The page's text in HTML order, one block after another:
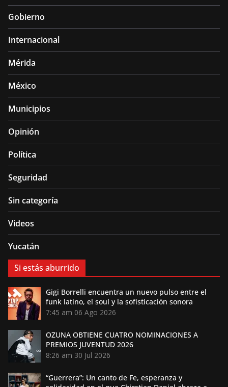
Gobierno
Internacional
Mérida
México
Municipios
Opinión
Política
Seguridad
Sin categoría
Videos
Yucatán
Si estás aburrido
Gigi Borrelli encuentra un nuevo pulso entre el
funk latino, el soul y la sofisticación sonora
7:45 am 06 Ago 2026
OZUNA OBTIENE CUATRO NOMINACIONES A
PREMIOS JUVENTUD 2026
8:26 am 30 Jul 2026
“Guerrera”: Un canto de Fe, esperanza y